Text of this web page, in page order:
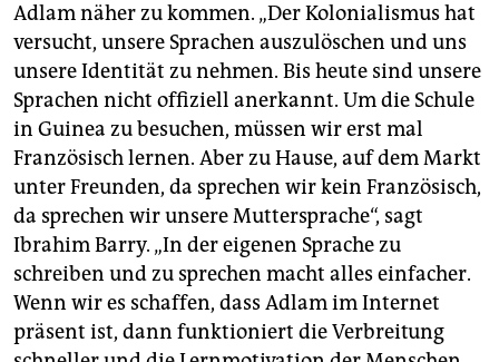
Adlam näher zu kommen. „Der Kolonialismus hat
versucht, unsere Sprachen auszulöschen und uns
unsere Identität zu nehmen. Bis heute sind unsere
Sprachen nicht offiziell anerkannt. Um die Schule
in Guinea zu besuchen, müssen wir erst mal
Französisch lernen. Aber zu Hause, auf dem Markt
unter Freunden, da sprechen wir kein Französisch,
da sprechen wir unsere Muttersprache“, sagt
Ibrahim Barry. „In der eigenen Sprache zu
schreiben und zu sprechen macht alles einfacher.
Wenn wir es schaffen, dass Adlam im Internet
präsent ist, dann funktio­niert die Verbreitung